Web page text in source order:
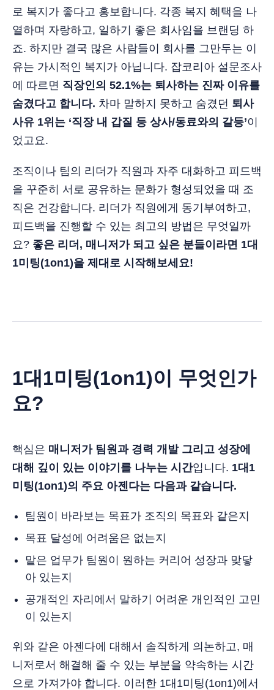
로 복지가 좋다고 홍보합니다. 각종 복지 혜택을 나
열하며 자랑하고, 일하기 좋은 회사임을 브랜딩 하
죠. 하지만 결국 많은 사람들이 회사를 그만두는 이
유는 가시적인 복지가 아닙니다. 잡코리아 설문조사
에 따르면 직장인의 52.1%는 퇴사하는 진짜 이유를
숨겼다고 합니다. 차마 말하지 못하고 숨겼던 퇴사
사유 1위는 ‘직장 내 갑질 등 상사/동료와의 갈등’이
었고요.
조직이나 팀의 리더가 직원과 자주 대화하고 피드백
을 꾸준히 서로 공유하는 문화가 형성되었을 때 조
직은 건강합니다. 리더가 직원에게 동기부여하고,
피드백을 진행할 수 있는 최고의 방법은 무엇일까
요? 좋은 리더, 매니저가 되고 싶은 분들이라면 1대
1미팅(1on1)을 제대로 시작해보세요!
1대1미팅(1on1)이 무엇인가
요?
핵심은 매니저가 팀원과 경력 개발 그리고 성장에
대해 깊이 있는 이야기를 나누는 시간입니다. 1대1
미팅(1on1)의 주요 아젠다는 다음과 같습니다.
팀원이 바라보는 목표가 조직의 목표와 같은지
목표 달성에 어려움은 없는지
맡은 업무가 팀원이 원하는 커리어 성장과 맞닿
아 있는지
공개적인 자리에서 말하기 어려운 개인적인 고민
이 있는지
위와 같은 아젠다에 대해서 솔직하게 의논하고, 매
니저로서 해결해 줄 수 있는 부분을 약속하는 시간
으로 가져가야 합니다. 이러한 1대1미팅(1on1)에서